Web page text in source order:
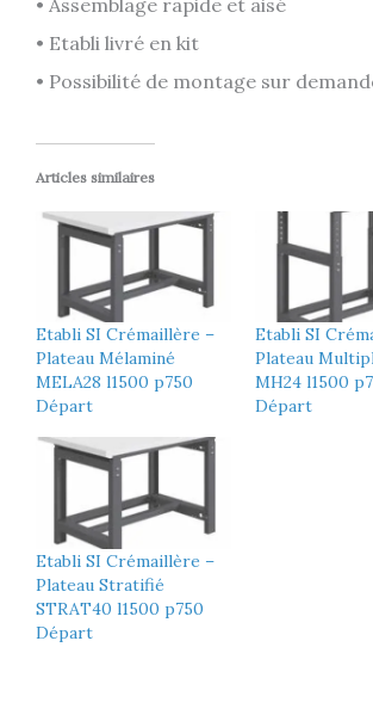
• Assemblage rapide et aisé
• Etabli livré en kit
• Possibilité de montage sur
Articles similaires
Etabli SI Crémaillère –
Plateau Mélaminé
MELA28 l1500 p750
Départ
Etabli SI
Plateau
MH24 l1500
Départ
Etabli SI Crémaillère –
Plateau Stratifié
STRAT40 l1500 p750
Départ